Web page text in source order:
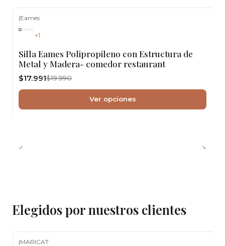
|Eames
+1
Silla Eames Polipropileno con Estructura de
Metal y Madera- comedor restaurant
$17.991$19.990
Ver opciones
Elegidos por nuestros clientes
|MARICAT